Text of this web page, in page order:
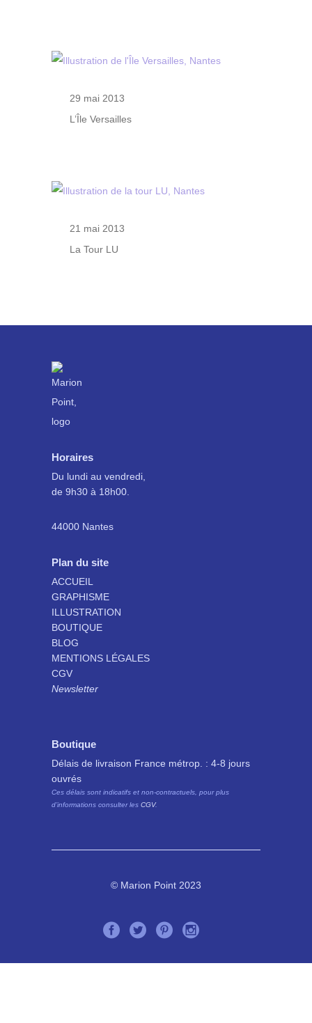
29 mai 2013
L’Île Versailles
21 mai 2013
La Tour LU
Horaires
Du lundi au vendredi,
de 9h30 à 18h00.
44000 Nantes
Plan du site
ACCUEIL
GRAPHISME
ILLUSTRATION
BOUTIQUE
BLOG
MENTIONS LÉGALES
CGV
Newsletter
Boutique
Délais de livraison France métrop. : 4-8 jours
ouvrés
Ces délais sont indicatifs et non-contractuels, pour plus
d’informations consulter les CGV.
© Marion Point 2023